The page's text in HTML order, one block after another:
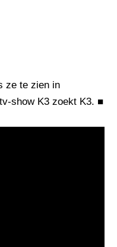
ze te zien in
show K3 zoekt K3. ■